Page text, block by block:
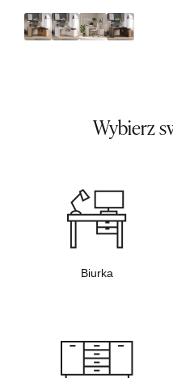
Wybierz
Biurka